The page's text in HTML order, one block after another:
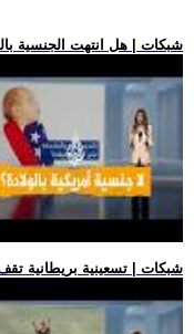
.. شبكات | هل انتهت الجنسية
.. شبكات | تسعينية بريطانية